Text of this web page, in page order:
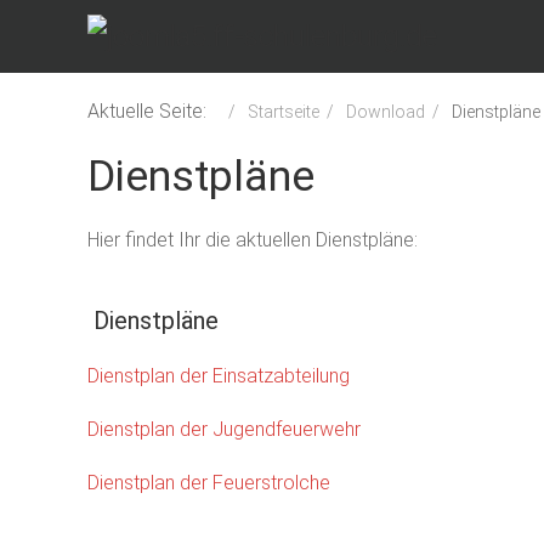
Aktuelle Seite: Startseite Download Dienstpläne
Dienstpläne
Hier findet Ihr die aktuellen Dienstpläne:
Dienstpläne
Dienstplan der Einsatzabteilung
Dienstplan der Jugendfeuerwehr
Dienstplan der Feuerstrolche